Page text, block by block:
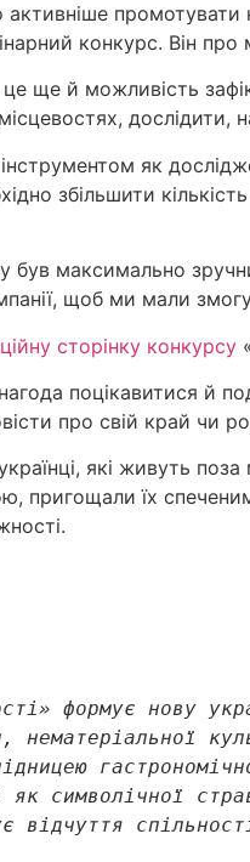
промотувати
конкурс. Він
ще й можливість
дослідити,
як
збільшити
був максимально
щоб ми мали
сторінку конкурсу
поцікавитися й
про свій край чи
які живуть
пригощали їх
формує нову
нематеріальної
як символічної
відчуття